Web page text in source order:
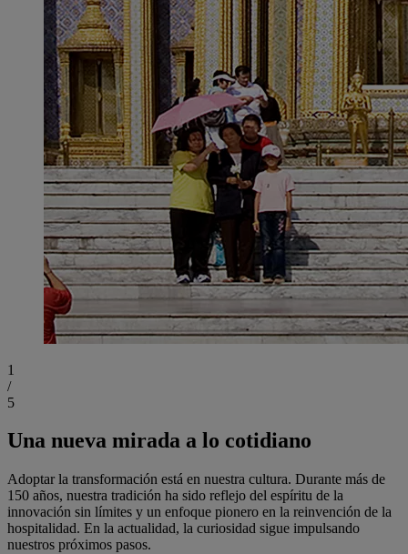
1
/
5
Una nueva mirada a lo cotidiano
Adoptar la transformación está en nuestra cultura. Durante más de
150 años, nuestra tradición ha sido reflejo del espíritu de la
innovación sin límites y un enfoque pionero en la reinvención de la
hospitalidad. En la actualidad, la curiosidad sigue impulsando
nuestros próximos pasos.